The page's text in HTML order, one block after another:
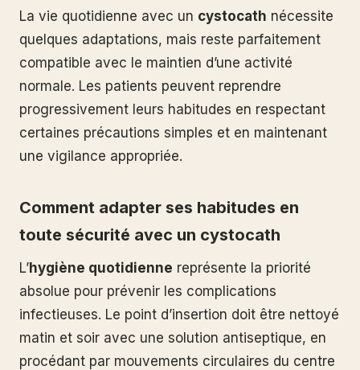
La vie quotidienne avec un cystocath nécessite
quelques adaptations, mais reste parfaitement
compatible avec le maintien d’une activité
normale. Les patients peuvent reprendre
progressivement leurs habitudes en respectant
certaines précautions simples et en maintenant
une vigilance appropriée.
Comment adapter ses habitudes en
toute sécurité avec un cystocath
L’hygiène quotidienne représente la priorité
absolue pour prévenir les complications
infectieuses. Le point d’insertion doit être nettoyé
matin et soir avec une solution antiseptique, en
procédant par mouvements circulaires du centre